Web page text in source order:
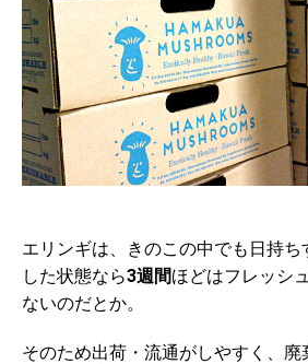
エリンギは、きのこの中でも日持
した状態なら3週間ほどはフレッシ
ないのだとか。
そのため出荷・流通がしやすく、廃